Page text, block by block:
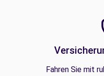
Fahren Sie mit